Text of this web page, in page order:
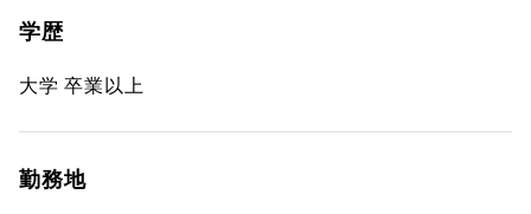
学歴
大学 卒業以上
勤務地